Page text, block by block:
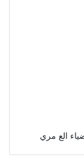
الع مري